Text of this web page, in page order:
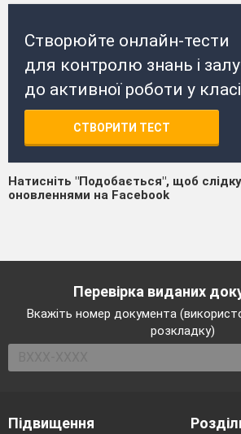
Створюйте онлайн-тести
для контролю знань і
до активної роботи у
СТВОРИТИ ТЕСТ
Натисніть "Подобається", щоб
оновленнями на Facebook
Перевірка виданих
Вкажіть номер документа
розкладку)
Підвищення